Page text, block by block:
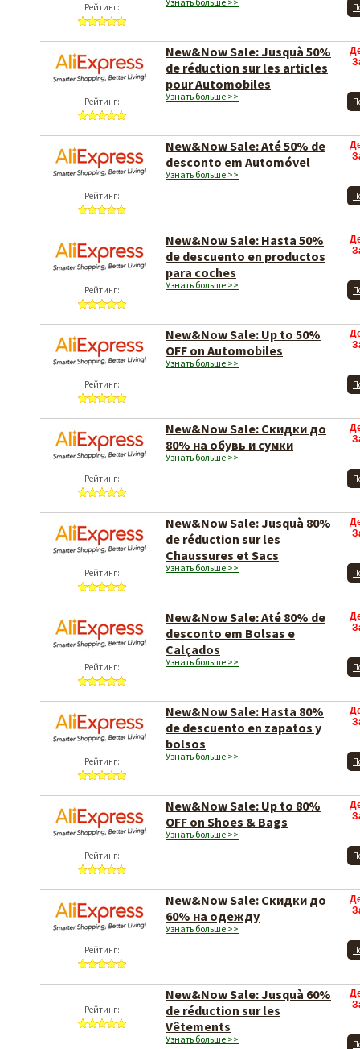
Рейтинг:
Рейтинг:
New&Now Sale: Jusquà 50%
de réduction sur les articles
pour Automobiles
Узнать больше >>
Рейтинг:
New&Now Sale: Até 50% de
desconto em Automóvel
Узнать больше >>
Рейтинг:
New&Now Sale: Hasta 50%
de descuento en productos
para coches
Узнать больше >>
Рейтинг:
New&Now Sale: Up to 50%
OFF on Automobiles
Узнать больше >>
Рейтинг:
New&Now Sale: Скидки до
80% на обувь и сумки
Узнать больше >>
Рейтинг:
New&Now Sale: Jusquà 80%
de réduction sur les
Chaussures et Sacs
Узнать больше >>
Рейтинг:
New&Now Sale: Até 80% de
desconto em Bolsas e
Calçados
Узнать больше >>
Рейтинг:
New&Now Sale: Hasta 80%
de descuento en zapatos y
bolsos
Узнать больше >>
Рейтинг:
New&Now Sale: Up to 80%
OFF on Shoes & Bags
Узнать больше >>
Рейтинг:
New&Now Sale: Скидки до
60% на одежду
Узнать больше >>
Рейтинг:
New&Now Sale: Jusquà 60%
de réduction sur les
Vêtements
Узнать больше >>